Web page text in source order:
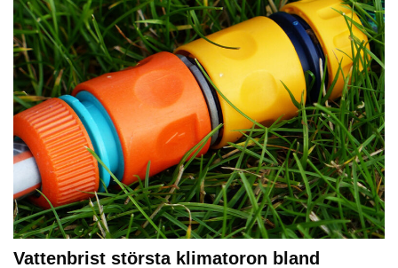
Vattenbrist största klimatoron bland